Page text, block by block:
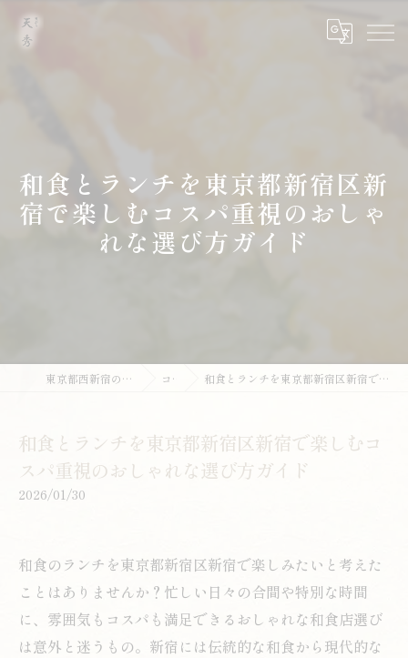
和食とランチを東京都新宿区新
宿で楽しむコスパ重視のおしゃ
れな選び方ガイド
東京都西新宿の和食なら天ぷら 天秀 コラム 和食とランチを東京都新宿区新宿で楽しむコスパ重視のおしゃれな選び方ガイド
和食とランチを東京都新宿区新宿で楽しむコ
スパ重視のおしゃれな選び方ガイド
2026/01/30
和食のランチを東京都新宿区新宿で楽しみたいと考えた
ことはありませんか？忙しい日々の合間や特別な時間
に、雰囲気もコスパも満足できるおしゃれな和食店選び
は意外と迷うもの。新宿には伝統的な和食から現代的な